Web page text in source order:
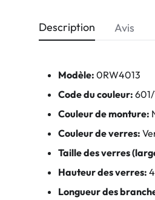
Description
Modèle: 0RW4013
Code du couleur: 601/
Couleur de monture:
Couleur de verres:
Taille des verres
Hauteur des verres:
Longueur des
Avis